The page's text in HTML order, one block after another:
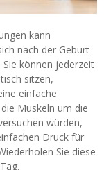
kann
nach der Geburt
können jederzeit
sitzen,
einfache
Muskeln um die
würden,
Druck für
Sie diese